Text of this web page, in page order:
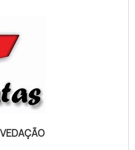
ALTA
pesquisar
para alta
internet a
com alto